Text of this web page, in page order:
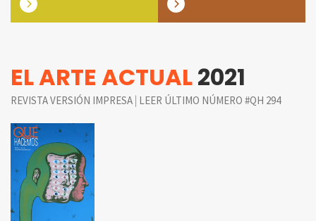
EL ARTE ACTUAL2021
REVISTA VERSIÓN IMPRESA | LEER ÚLTIMO NÚMERO #QH 294